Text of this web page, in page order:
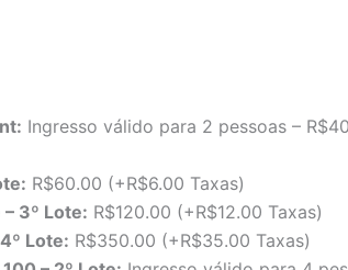
Ingresso válido para 2 pessoas –
R$60.00 (+R$6.00 Taxas)
3º Lote: R$120.00 (+R$12.00 Taxas)
Lote: R$350.00 (+R$35.00 Taxas)